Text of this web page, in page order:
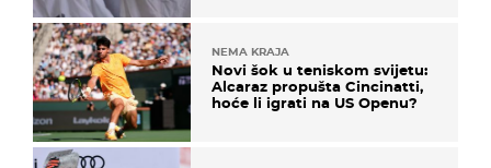
NEMA KRAJA
Novi šok u teniskom svijetu:
Alcaraz propušta Cincinatti,
hoće li igrati na US Openu?